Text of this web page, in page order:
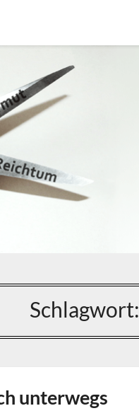
Schlagwort:
unterwegs